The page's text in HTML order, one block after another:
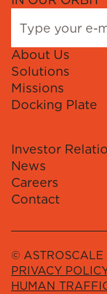
About Us
Solutions
Missions
Docking Plate
Investor
News
Careers
Contact
© ASTROSCALE
PRIVACY
HUMAN